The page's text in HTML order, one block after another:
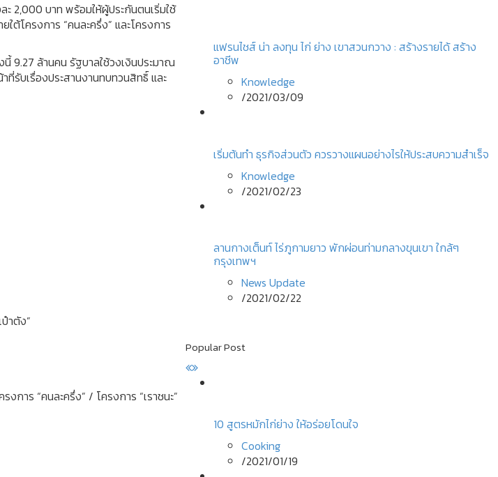
ะ 2,000 บาท พร้อมให้ผู้ประกันตนเริ่มใช้
ต้โครงการ “คนละครึ่ง” และโครงการ
นี้ 9.27 ล้านคน รัฐบาลใช้วงเงินประมาณ
รับเรื่องประสานงานทบทวนสิทธิ์ และ
าตัง”
การ “คนละครึ่ง” / โครงการ “เราชนะ”
แฟรนไชส์ น่า ลงทุน ไก่ ย่าง เขาสวนกวาง : สร้างรายได้ สร้าง
อาชีพ
Knowledge
/2021/03/09
เริ่มต้นทํา ธุรกิจส่วนตัว ควรวางแผนอย่างไรให้ประสบความสำเร็จ
Knowledge
/2021/02/23
ลานกางเต็นท์ ไร่ภูกามยาว พักผ่อนท่ามกลางขุนเขา ใกล้ๆ
กรุงเทพฯ
News Update
/2021/02/22
Popular Post
10 สูตรหมักไก่ย่าง ให้อร่อยโดนใจ
Cooking
/2021/01/19